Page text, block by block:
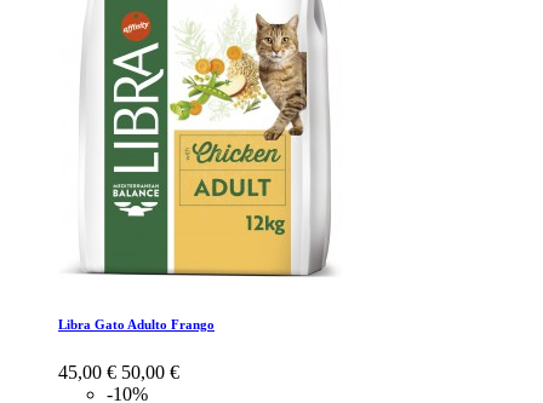
Libra Gato Adulto Frango
45,00 € 50,00 €
-10%